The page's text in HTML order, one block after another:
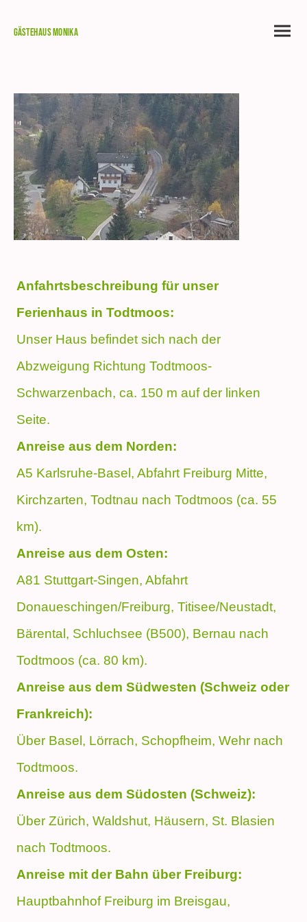
Gästehaus Monika
Anfahrtsbeschreibung für unser
Ferienhaus in Todtmoos:
Unser Haus befindet sich nach der
Abzweigung Richtung Todtmoos-
Schwarzenbach, ca. 150 m auf der linken
Seite.
Anreise aus dem Norden:
A5 Karlsruhe-Basel, Abfahrt Freiburg Mitte,
Kirchzarten, Todtnau nach Todtmoos (ca. 55
km).
Anreise aus dem Osten:
A81 Stuttgart-Singen, Abfahrt
Donaueschingen/Freiburg, Titisee/Neustadt,
Bärental, Schluchsee (B500), Bernau nach
Todtmoos (ca. 80 km).
Anreise aus dem Südwesten (Schweiz oder
Frankreich):
Über Basel, Lörrach, Schopfheim, Wehr nach
Todtmoos.
Anreise aus dem Südosten (Schweiz):
Über Zürich, Waldshut, Häusern, St. Blasien
nach Todtmoos.
Anreise mit der Bahn über Freiburg:
Hauptbahnhof Freiburg im Breisgau,